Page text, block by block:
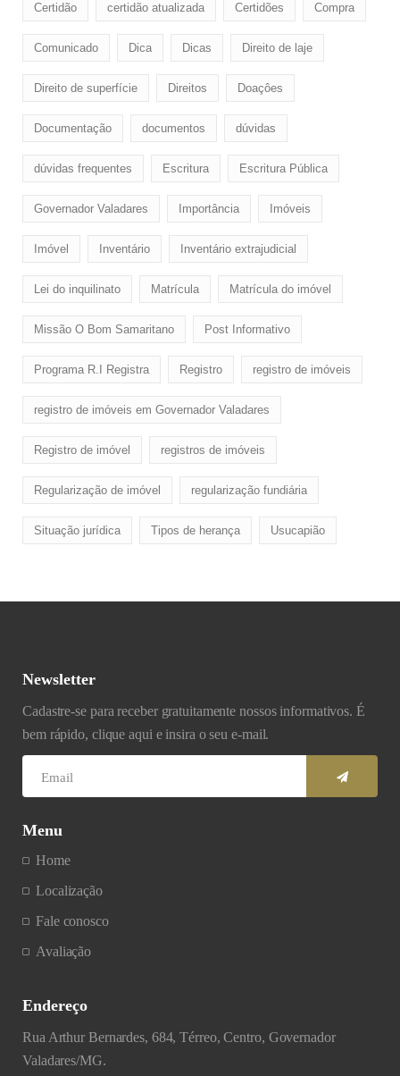
Certidão certidão atualizada Certidões Compra
Comunicado Dica Dicas Direito de laje
Direito de superfície Direitos Doaçôes
Documentação documentos dúvidas
dúvidas frequentes Escritura Escritura Pública
Governador Valadares Importância Imóveis
Imóvel Inventário Inventário extrajudicial
Lei do inquilinato Matrícula Matrícula do imóvel
Missão O Bom Samaritano Post Informativo
Programa R.I Registra Registro registro de imóveis
registro de imóveis em Governador Valadares
Registro de imóvel registros de imóveis
Regularização de imóvel regularização fundiária
Situação jurídica Tipos de herança Usucapião
Newsletter
Cadastre-se para receber gratuitamente nossos informativos. É
bem rápido, clique aqui e insira o seu e-mail.
Menu
Home
Localização
Fale conosco
Avaliação
Endereço
Rua Arthur Bernardes, 684, Térreo, Centro, Governador
Valadares/MG.